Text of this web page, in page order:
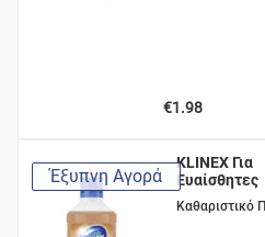
€1.98
Έξυπνη Αγορά
KLINEX Για
Ευαίσθητες
Επιφάνειες
Καθαριστικό